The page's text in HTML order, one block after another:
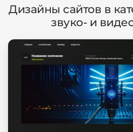
Дизайны сайтов в
звуко- и